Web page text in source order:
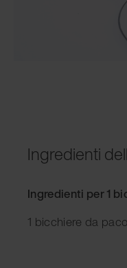
Ingredienti
Ingredienti per 1
1 bicchiere da